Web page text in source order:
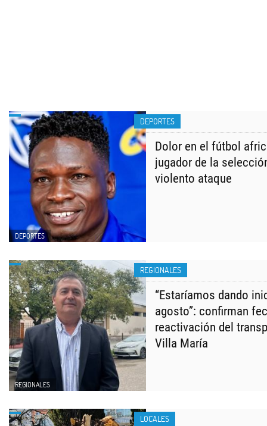
DEPORTES
DEPORTES
Dolor en el fútbol
jugador de la
violento ataque
REGIONALES
REGIONALES
“Estaríamos dando
agosto”: confirman
reactivación del
Villa María
LOCALES